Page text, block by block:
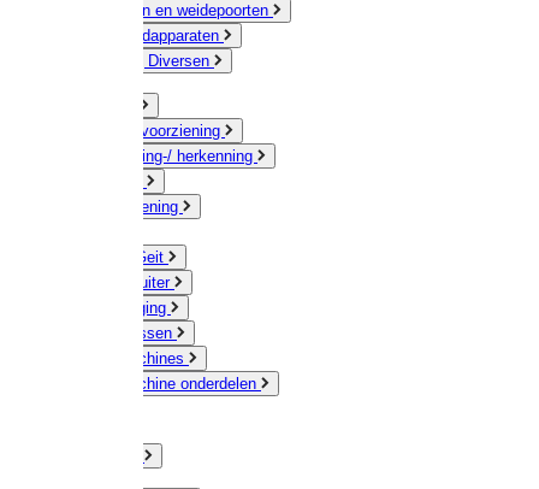
Doorgangen en weidepoorten
Schrikdraadapparaten
Afrastering Diversen
Drinkwatervoorziening
Veemarkering-/ herkenning
Voervoorziening
Schaap / Geit
Paard & Ruiter
Veeverzorging
Scheermessen
Scheermachines
Scheermachine onderdelen